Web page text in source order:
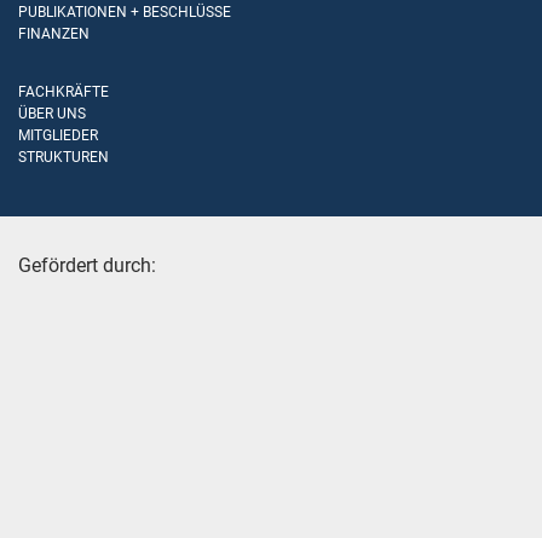
PUBLIKATIONEN + BESCHLÜSSE
FINANZEN
FACHKRÄFTE
ÜBER UNS
MITGLIEDER
STRUKTUREN
Gefördert durch: